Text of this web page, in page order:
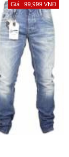
Giá : 99,999 VNĐ